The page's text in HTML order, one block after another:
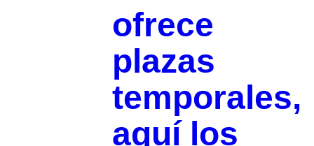
ofrece
plazas
temporales,
aquí los